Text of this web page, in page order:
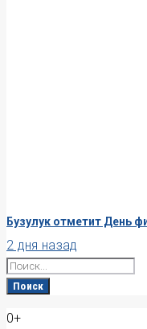
Бузулук отметит День
2 дня назад
Search
for:
Поиск
0+